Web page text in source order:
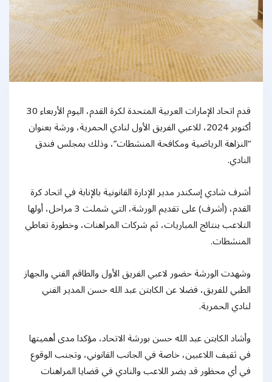
قدم اتحاد الإمارات العربية المتحدة لكرة القدم، اليوم الأربعاء 30
أكتوبر 2024، للاعبي الفريق الأول لنادي الحمرية، ورشة بعنوان
“النزاهة الرياضية ومكافحة المنشطات”، وذلك بمجلس فندق
النادي.
أشرف شادي إسكندر مدير الإدارة القانونية بالإنابة في اتحاد كرة
القدم، (أشرف) على تقديم الورشة، التي شملت 3 مراحل، أولها
التلاعب بنتائج المباريات، ثم شركات المراهنات، وخطورة تعاطي
المنشطات.
وشهدت الورشة حضور لاعبي الفريق الأول والطاقم الفني والجهاز
الطبي للفريق، فضلا عن الكابتن عبد الله حسن المدير الفني
لنادي الحمرية.
وأشاد الكابتن عبد الله حسن بورشة الاتحاد، مؤكدا مدى أهميتها
في ثقيف اللاعبين، خاصة في الجانب القانوني، وتجنب الوقوع
في أي محظور قد يضر اللاعب والنادي في قضايا المراهنات